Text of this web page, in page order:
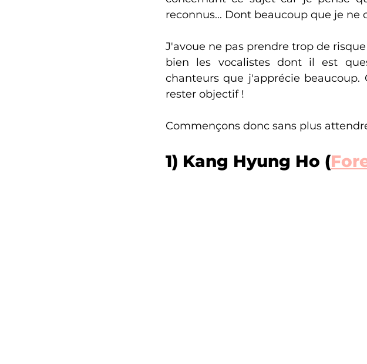
reconnus... Dont beaucoup que je ne
J'avoue ne pas prendre trop de
bien les vocalistes dont il est
chanteurs que j'apprécie
rester objectif !
Commençons donc sans plus
1) Kang Hyung Ho (